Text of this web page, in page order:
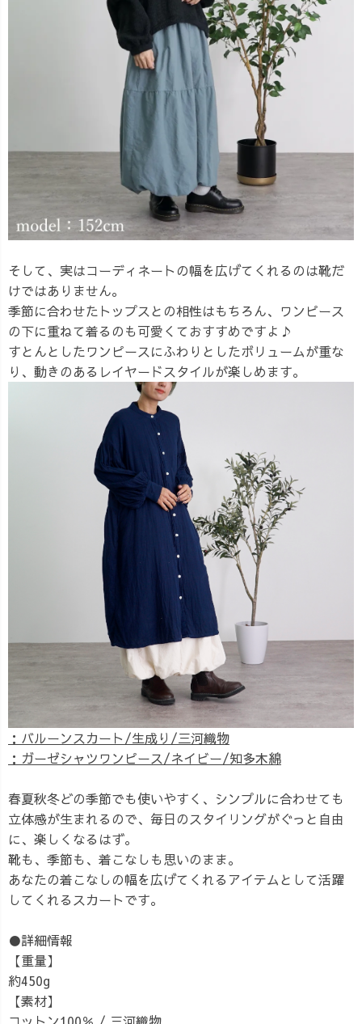
そして、実はコーディネートの幅を広げてくれるのは靴だ
けではありません。
季節に合わせたトップスとの相性はもちろん、ワンピース
の下に重ねて着るのも可愛くておすすめですよ♪
すとんとしたワンピースにふわりとしたボリュームが重な
り、動きのあるレイヤードスタイルが楽しめます。
：バルーンスカート/生成り/三河織物
：ガーゼシャツワンピース/ネイビー/知多木綿
春夏秋冬どの季節でも使いやすく、シンプルに合わせても
立体感が生まれるので、毎日のスタイリングがぐっと自由
に、楽しくなるはず。
靴も、季節も、着こなしも思いのまま。
あなたの着こなしの幅を広げてくれるアイテムとして活躍
してくれるスカートです。
●詳細情報
【重量】
約450g
【素材】